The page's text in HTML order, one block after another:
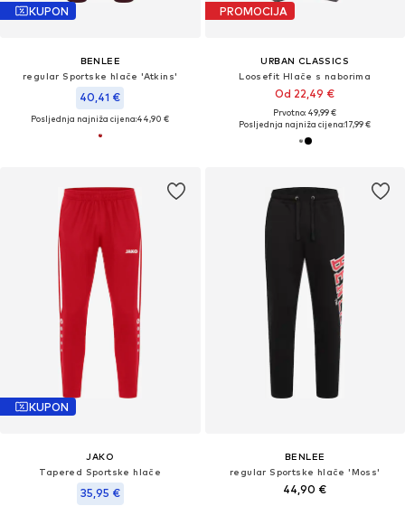
KUPON
BENLEE
regular Sportske hlače 'Atkins'
40,41 €
Posljednja najniža cijena:44,90 €
PROMOCIJA
URBAN CLASSICS
Loosefit Hlače s naborima
Od 22,49 €
Prvotno: 49,99 €
Posljednja najniža cijena:17,99 €
KUPON
JAKO
Tapered Sportske hlače
35,95 €
BENLEE
regular Sportske hlače 'Moss'
44,90 €